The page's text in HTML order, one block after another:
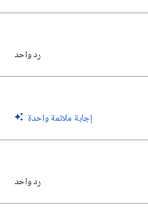
رد واحد
إجابة ملائمة واحدة
رد واحد